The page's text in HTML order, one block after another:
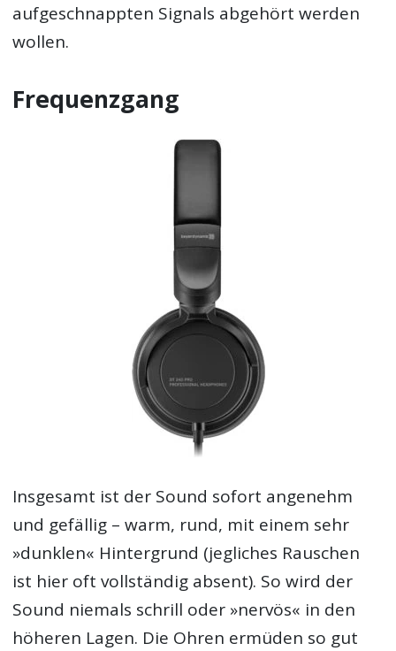
aufgeschnappten Signals abgehört werden
wollen.
Frequenzgang
Insgesamt ist der Sound sofort angenehm
und gefällig – warm, rund, mit einem sehr
»dunklen« Hintergrund (jegliches Rauschen
ist hier oft vollständig absent). So wird der
Sound niemals schrill oder »nervös« in den
höheren Lagen. Die Ohren ermüden so gut